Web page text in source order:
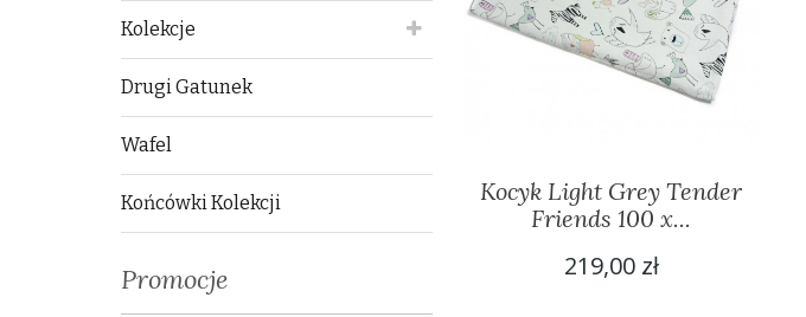
Kolekcje
Drugi Gatunek
Wafel
Końcówki Kolekcji
Promocje
Kocyk Light Grey Tender
Friends 100 x...
219,00 zł